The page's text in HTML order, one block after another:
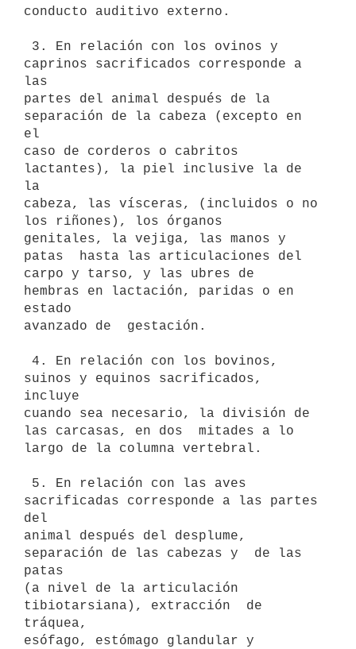
conducto auditivo externo.
caprinos sacrificados corresponde a
las
partes del animal después de la
separación de la cabeza (excepto en
el
caso de corderos o cabritos
lactantes), la piel inclusive la de
la
cabeza, las vísceras, (incluidos o no
los riñones), los órganos
genitales, la vejiga, las manos y
patas  hasta las articulaciones del
carpo y tarso, y las ubres de
hembras en lactación, paridas o en
estado
avanzado de  gestación.
suinos y equinos sacrificados,
incluye
cuando sea necesario, la división de
las carcasas, en dos  mitades a lo
largo de la columna vertebral.
sacrificadas corresponde a las partes
del
animal después del desplume,
separación de las cabezas y  de las
patas
(a nivel de la articulación
tibiotarsiana), extracción  de
tráquea,
esófago, estómago glandular y